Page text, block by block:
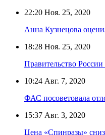
22:20 Ноя. 25, 2020
Анна Кузнецова
18:28 Ноя. 25, 2020
Правительство
10:24 Авг. 7, 2020
ФАС посоветовала
15:37 Авг. 3, 2020
Цена «Спинразы»